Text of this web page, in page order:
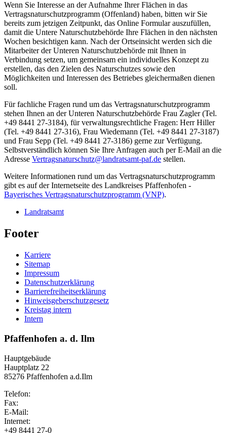
Wenn Sie Interesse an der Aufnahme Ihrer Flächen in das
Vertragsnaturschutzprogramm (Offenland) haben, bitten wir Sie
bereits zum jetzigen Zeitpunkt, das Online Formular auszufüllen,
damit die Untere Naturschutzbehörde Ihre Flächen in den nächsten
Wochen besichtigen kann. Nach der Ortseinsicht werden sich die
Mitarbeiter der Unteren Naturschutzbehörde mit Ihnen in
Verbindung setzen, um gemeinsam ein individuelles Konzept zu
erstellen, das den Zielen des Naturschutzes sowie den
Möglichkeiten und Interessen des Betriebes gleichermaßen dienen
soll.
Für fachliche Fragen rund um das Vertragsnaturschutzprogramm
stehen Ihnen an der Unteren Naturschutzbehörde Frau Zagler (Tel.
+49 8441 27-3184), für verwaltungsrechtliche Fragen: Herr Hiller
(Tel. +49 8441 27-316), Frau Wiedemann (Tel. +49 8441 27-3187)
und Frau Sepp (Tel. +49 8441 27-3186) gerne zur Verfügung.
Selbstverständlich können Sie Ihre Anfragen auch per E-Mail an die
Adresse Vertragsnaturschutz@landratsamt-paf.de stellen.
Weitere Informationen rund um das Vertragsnaturschutzprogramm
gibt es auf der Internetseite des Landkreises Pfaffenhofen -
Bayerisches Vertragsnaturschutzprogramm (VNP).
Landratsamt
Footer
Karriere
Sitemap
Impressum
Datenschutzerklärung
Barrierefreiheitserklärung
Hinweisgeberschutzgesetz
Kreistag intern
Intern
Pfaffenhofen a. d. Ilm
Hauptgebäude
Hauptplatz 22
85276 Pfaffenhofen a.d.Ilm
Telefon:
Fax:
E-Mail:
Internet:
+49 8441 27-0